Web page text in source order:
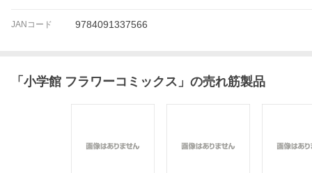
JANコード 9784091337566
「 小学館 フラワーコミックス 」の売れ筋製品